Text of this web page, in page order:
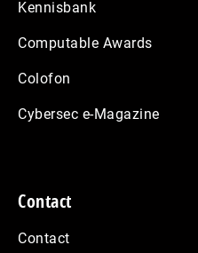
Kennisbank
Computable Awards
Colofon
Cybersec e-Magazine
Contact
Contact